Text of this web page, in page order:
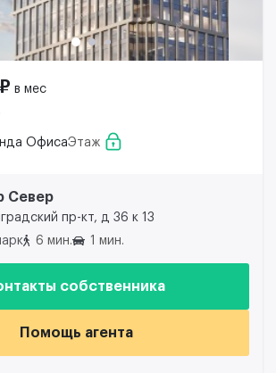
в мес
ОфисаЭтаж
Север
пр-кт, д 36 к 13
6 мин. 1 мин.
собственника
Помощь агента